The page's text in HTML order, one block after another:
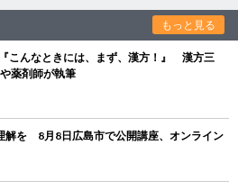
もっと見る
こんなときには、まず、漢方！』 漢方三
薬剤師が執筆
解を 8月8日広島市で公開講座、オンライン